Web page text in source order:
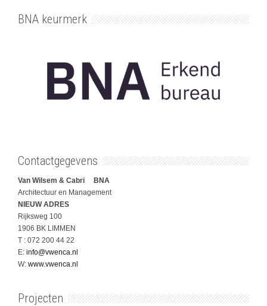
BNA keurmerk
Contactgegevens
Van Wilsem & Cabri BNA
Architectuur en Management
NIEUW ADRES
Rijksweg 100
1906 BK LIMMEN
T : 072 200 44 22
E: info@vwenca.nl
W: www.vwenca.nl
Projecten